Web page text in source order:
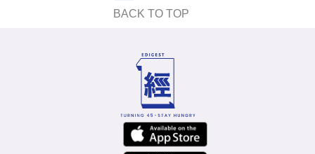
BACK TO TOP